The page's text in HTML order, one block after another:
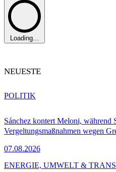
Loading...
NEUESTE
Sánchez kontert Meloni, während
Vergeltungsmaßnahmen wegen
07.08.2026
POLITIK
ENERGIE, UMWELT &